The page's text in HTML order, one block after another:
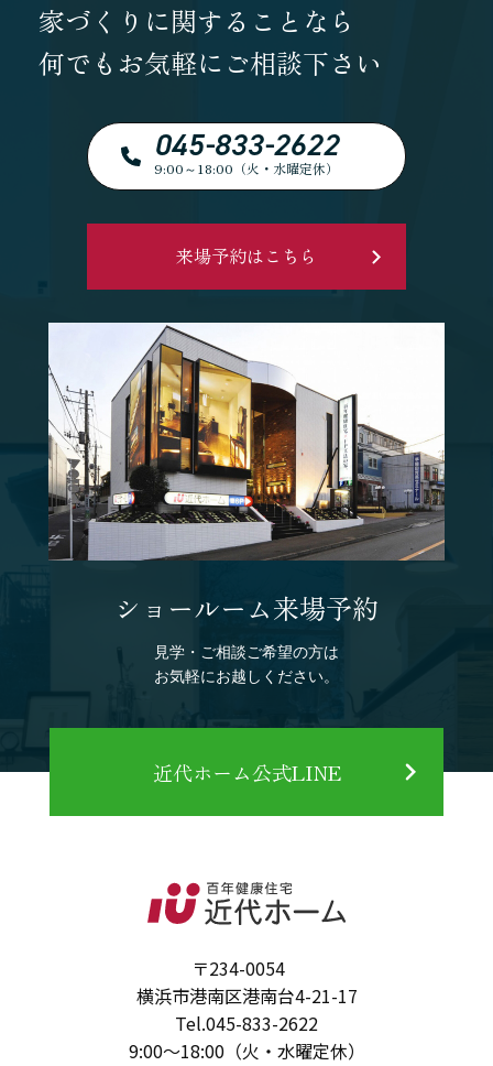
家づくりに関することなら
何でもお気軽にご相談下さい
045-833-2622
9:00～18:00（火・水曜定休）
来場予約はこちら
ショールーム来場予約
見学・ご相談ご希望の方は
お気軽にお越しください。
近代ホーム公式LINE
〒234-0054
横浜市港南区港南台4-21-17
Tel.045-833-2622
9:00～18:00（火・水曜定休）